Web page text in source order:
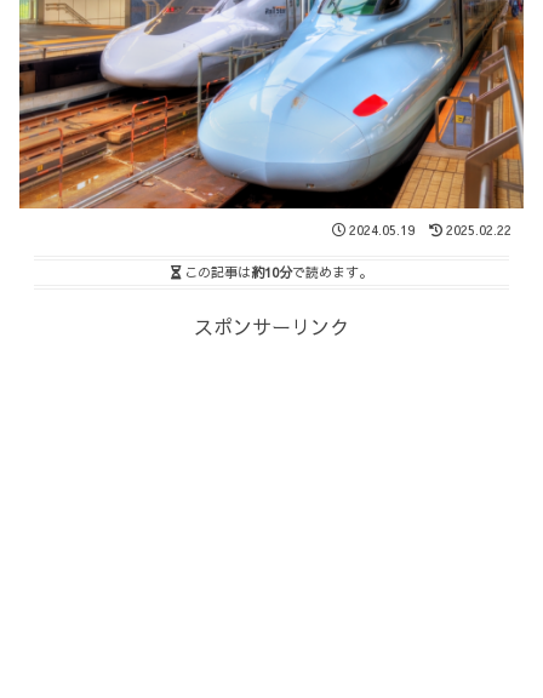
2024.05.19 2025.02.22
この記事は約10分で読めます。
スポンサーリンク